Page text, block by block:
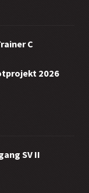
C
2026
SV II